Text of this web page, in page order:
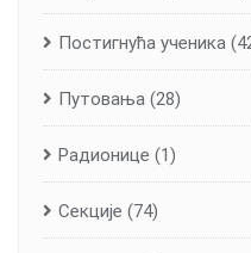
Постигнућа ученика
Путовања (28)
Радионице (1)
Секције (74)